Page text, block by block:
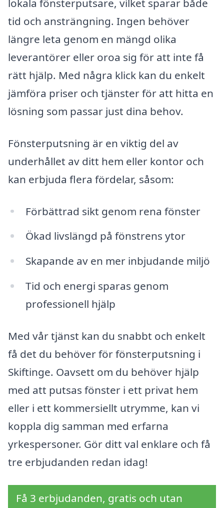
lokala fönsterputsare, vilket sparar både
tid och ansträngning. Ingen behöver
längre leta genom en mängd olika
leverantörer eller oroa sig för att inte få
rätt hjälp. Med några klick kan du enkelt
jämföra priser och tjänster för att hitta en
lösning som passar just dina behov.
Fönsterputsning är en viktig del av
underhållet av ditt hem eller kontor och
kan erbjuda flera fördelar, såsom:
Förbättrad sikt genom rena fönster
Ökad livslängd på fönstrens ytor
Skapande av en mer inbjudande miljö
Tid och energi sparas genom
professionell hjälp
Med vår tjänst kan du snabbt och enkelt
få det du behöver för fönsterputsning i
Skiftinge. Oavsett om du behöver hjälp
med att putsas fönster i ett privat hem
eller i ett kommersiellt utrymme, kan vi
koppla dig samman med erfarna
yrkespersoner. Gör ditt val enklare och få
tre erbjudanden redan idag!
Få 3 erbjudanden, gratis och utan